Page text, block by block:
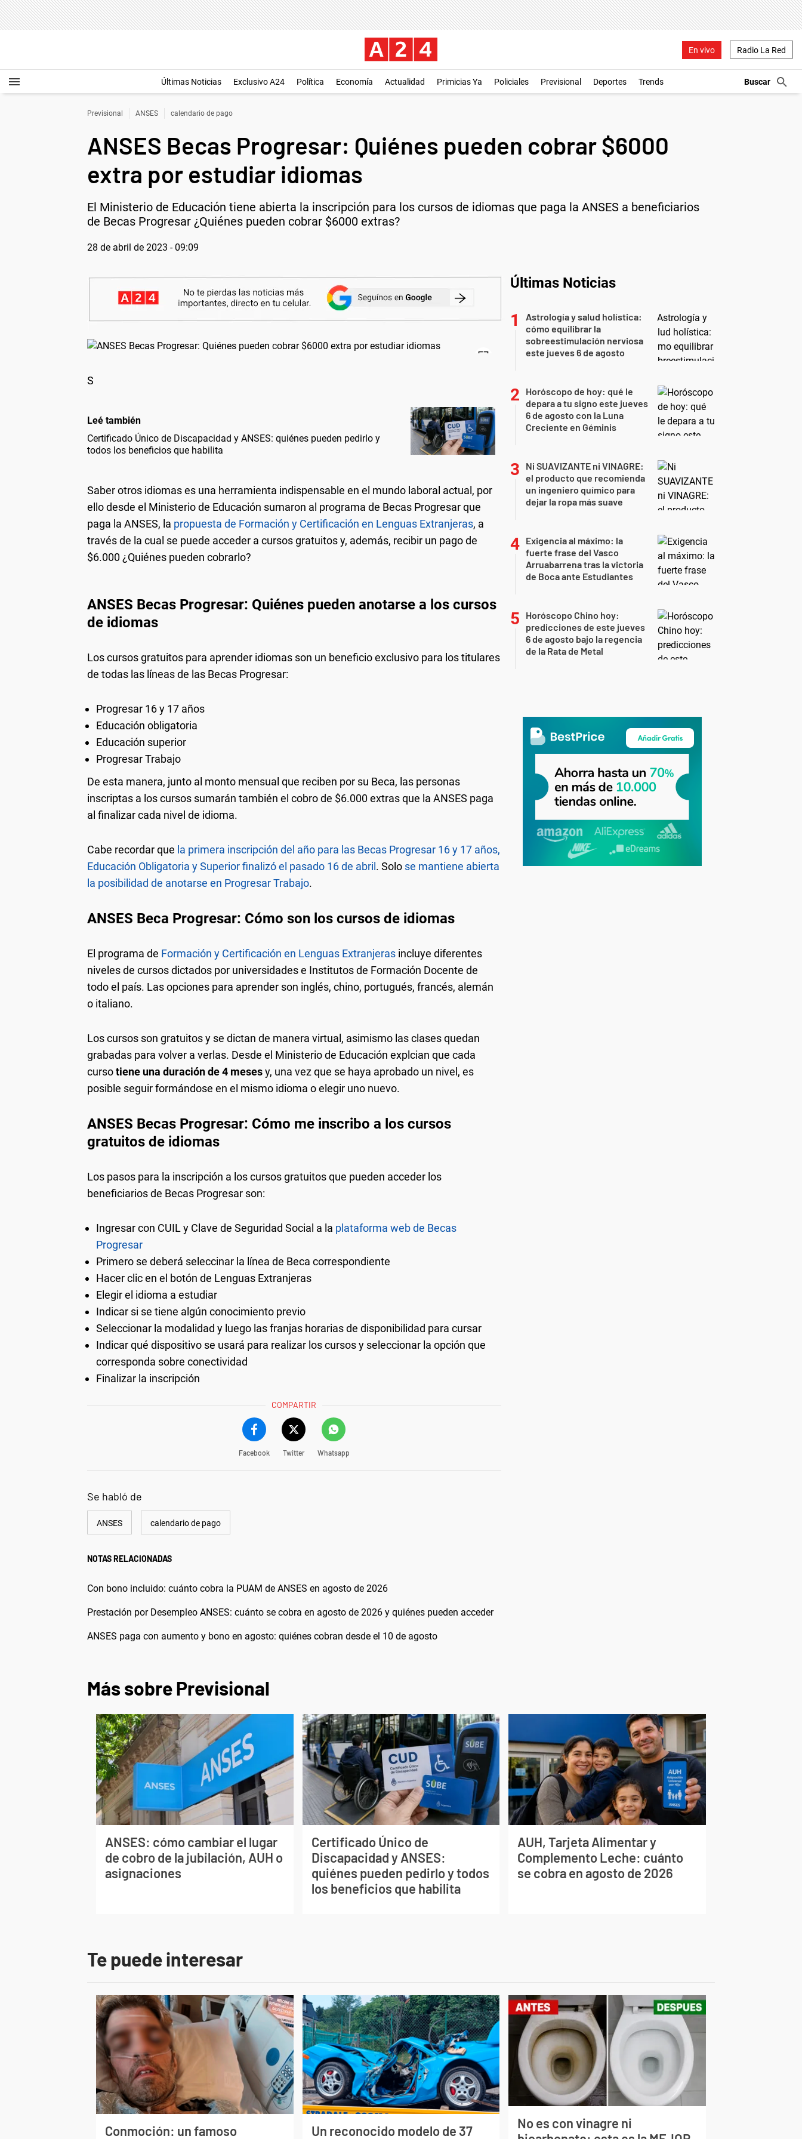
En vivo Radio La Red
Últimas Noticias Exclusivo A24 Política Economía Actualidad Primicias Ya Policiales Previsional Deportes Trends
Previsional ANSES calendario de pago
ANSES Becas Progresar: Quiénes pueden cobrar $6000
extra por estudiar idiomas
El Ministerio de Educación tiene abierta la inscripción para los cursos de idiomas que paga la ANSES a beneficiarios
de Becas Progresar ¿Quiénes pueden cobrar $6000 extras?
28 de abril de 2023 - 09:09
S
Leé también
Certificado Único de Discapacidad y ANSES: quiénes pueden pedirlo y
todos los beneficios que habilita
Saber otros idiomas es una herramienta indispensable en el mundo laboral actual, por
ello desde el Ministerio de Educación sumaron al programa de Becas Progresar que
paga la ANSES, la propuesta de Formación y Certificación en Lenguas Extranjeras, a
través de la cual se puede acceder a cursos gratuitos y, además, recibir un pago de
$6.000 ¿Quiénes pueden cobrarlo?
ANSES Becas Progresar: Quiénes pueden anotarse a los cursos
de idiomas
Los cursos gratuitos para aprender idiomas son un beneficio exclusivo para los titulares
de todas las líneas de las Becas Progresar:
Progresar 16 y 17 años
Educación obligatoria
Educación superior
Progresar Trabajo
De esta manera, junto al monto mensual que reciben por su Beca, las personas
inscriptas a los cursos sumarán también el cobro de $6.000 extras que la ANSES paga
al finalizar cada nivel de idioma.
Cabe recordar que la primera inscripción del año para las Becas Progresar 16 y 17 años,
Educación Obligatoria y Superior finalizó el pasado 16 de abril. Solo se mantiene abierta
la posibilidad de anotarse en Progresar Trabajo.
ANSES Beca Progresar: Cómo son los cursos de idiomas
El programa de Formación y Certificación en Lenguas Extranjeras incluye diferentes
niveles de cursos dictados por universidades e Institutos de Formación Docente de
todo el país. Las opciones para aprender son inglés, chino, portugués, francés, alemán
o italiano.
Los cursos son gratuitos y se dictan de manera virtual, asimismo las clases quedan
grabadas para volver a verlas. Desde el Ministerio de Educación explcian que cada
cursotiene una duración de 4 mesesy, una vez que se haya aprobado un nivel, es
posible seguir formándose en el mismo idioma o elegir uno nuevo.
ANSES Becas Progresar: Cómo me inscribo a los cursos
gratuitos de idiomas
Los pasos para la inscripción a los cursos gratuitos que pueden acceder los
beneficiarios de Becas Progresar son:
Ingresar con CUIL y Clave de Seguridad Social a la plataforma web de Becas
Progresar
Primero se deberá seleccinar la línea de Beca correspondiente
Hacer clic en el botón de Lenguas Extranjeras
Elegir el idioma a estudiar
Indicar si se tiene algún conocimiento previo
Seleccionar la modalidad y luego las franjas horarias de disponibilidad para cursar
Indicar qué dispositivo se usará para realizar los cursos y seleccionar la opción que
corresponda sobre conectividad
Finalizar la inscripción
COMPARTIR
Facebook Twitter Whatsapp
Se habló de
ANSES calendario de pago
NOTAS RELACIONADAS
Con bono incluido: cuánto cobra la PUAM de ANSES en agosto de 2026
Prestación por Desempleo ANSES: cuánto se cobra en agosto de 2026 y quiénes pueden acceder
ANSES paga con aumento y bono en agosto: quiénes cobran desde el 10 de agosto
Últimas Noticias
Astrología y salud holística:
cómo equilibrar la
sobreestimulación nerviosa
este jueves 6 de agosto
Horóscopo de hoy: qué le
depara a tu signo este jueves
6 de agosto con la Luna
Creciente en Géminis
Ni SUAVIZANTE ni VINAGRE:
el producto que recomienda
un ingeniero químico para
dejar la ropa más suave
Exigencia al máximo: la
fuerte frase del Vasco
Arruabarrena tras la victoria
de Boca ante Estudiantes
Horóscopo Chino hoy:
predicciones de este jueves
6 de agosto bajo la regencia
de la Rata de Metal
Más sobre Previsional
ANSES: cómo cambiar el lugar
de cobro de la jubilación, AUH o
asignaciones
Certificado Único de
Discapacidad y ANSES:
quiénes pueden pedirlo y todos
los beneficios que habilita
AUH, Tarjeta Alimentar y
Complemento Leche: cuánto
se cobra en agosto de 2026
Te puede interesar
Conmoción: un famoso
Un reconocido modelo de 37
No es con vinagre ni